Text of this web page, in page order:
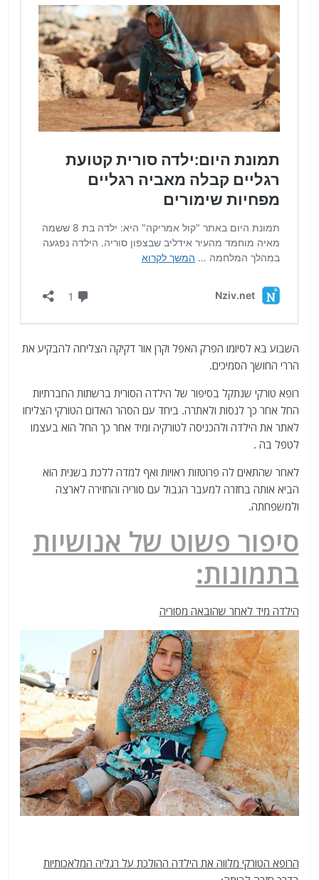
השבוע בא לסיומו הפרק האפל וקרן אור דקיקה הצליחה להבקיע את
הררי החושך הסמיכים.
רופא טורקי שנתקל בסיפור של הילדה הסורית ברשתות החברתיות
החל אחר כך לנסות ולאתרה. ביחד עם הסהר האדום הטורקי הצליחו
לאתר את הילדה ולהכניסה לטורקיה ומיד אחר כך החל הוא בעצמו
לטפל בה .
לאחר שהתאים לה פרוטזות ראויות ואף למדה ללכת בשנית הוא
הביא אותה בחזרה למעבר הגבול עם סוריה והחזירה לארצה
ולמשפחתה.
סיפור פשוט של אנושיות
בתמונות:
הילדה מיד לאחר שהובאה מסוריה
הרופא הטורקי מלווה את הילדה ההולכת על רגליה המלאכותיות